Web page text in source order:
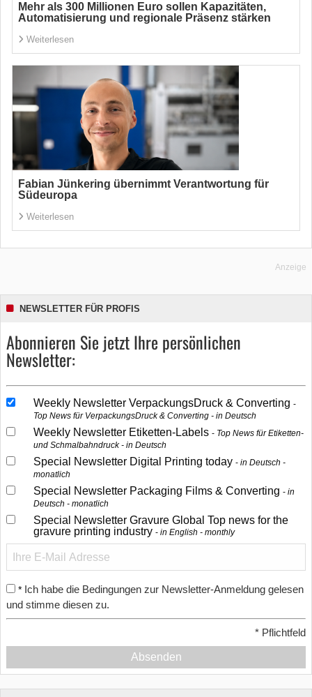
Mehr als 300 Millionen Euro sollen Kapazitäten,
Automatisierung und regionale Präsenz stärken
Weiterlesen
Fabian Jünkering übernimmt Verantwortung für
Südeuropa
Weiterlesen
Anzeige
NEWSLETTER FÜR PROFIS
Abonnieren Sie jetzt Ihre persönlichen
Newsletter:
Weekly Newsletter VerpackungsDruck & Converting
Top News für VerpackungsDruck & Converting - in Deutsch
Weekly Newsletter Etiketten-Labels
Top News für Etiketten-
und Schmalbahndruck - in Deutsch
Special Newsletter Digital Printing today
in Deutsch -
monatlich
Special Newsletter Packaging Films & Converting
in
Deutsch - monatlich
Special Newsletter Gravure Global Top news for the
gravure printing industry
in English - monthly
* Ich habe die Bedingungen zur Newsletter-Anmeldung gelesen
und stimme diesen zu.
* Pflichtfeld
Absenden